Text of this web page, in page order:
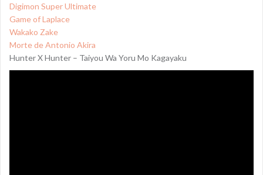
Digimon Super Ultimate
Game of Laplace
Wakako Zake
Morte de Antonio Akira
Hunter X Hunter – Taiyou Wa Yoru Mo Kagayaku